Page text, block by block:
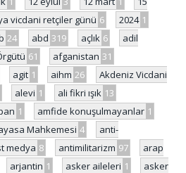
vicdani retçiler günü 6 2024 1
24 abd 319 açlık 6
adil
61 afganistan 31
agit 1 aihm 26
Akdeniz Vicdani
alevi 1 ali fikri ışık 13
1 amfide konuşulmayanlar 1
Mahkemesi 4
anti-
medya 8 antimilitarizm 97
arap
arjantin 1 asker aileleri 1
asker